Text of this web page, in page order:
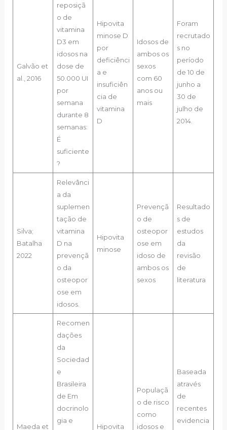
Galvão et
al., 2016
reposiçã
o de
vitamina
D3 em
idosos na
dose de
50.000 UI
por
semana
durante 8
semanas:
É
suficiente
?
Hipovita
minose D
por
deficiênci
a e
insuficiên
cia de
vitamina
D
Idosos de
ambos os
sexos
com 60
anos ou
mais
Foram
recrutado
s no
período
de 10 de
junho a
30 de
julho de
2014.
Silva;
Batalha
2022
Relevânci
a da
suplemen
tação de
vitamina
D na
prevençã
o da
osteopor
ose em
idosos.
Hipovita
minose
Prevençã
o de
osteopor
ose em
idoso de
ambos os
sexos
Resultado
s de
estudos
da
revisão
de
literatura
Maeda et
Recomen
dações
da
Sociedad
e
Brasileira
de Em
docrinolo
gia e
Hipovita
Populaçã
o de risco
como
idosos e
Baseada
através
de
recentes
evidencia